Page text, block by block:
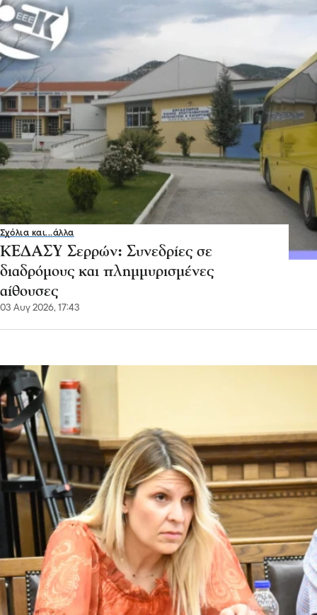
Σχόλια και...άλλα
ΚΕΔΑΣΥ Σερρών: Συνεδρίες σε
διαδρόμους και πλημμυρισμένες
αίθουσες
03 Αυγ 2026, 17:43